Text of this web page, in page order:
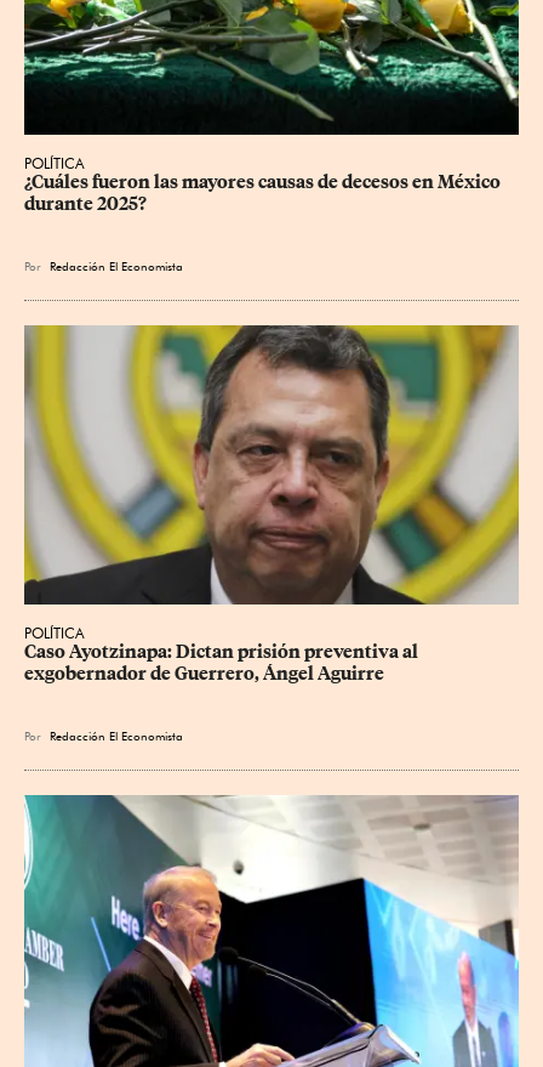
POLÍTICA
¿Cuáles fueron las mayores causas de decesos en México
durante 2025?
Por Redacción El Economista
POLÍTICA
Caso Ayotzinapa: Dictan prisión preventiva al
exgobernador de Guerrero, Ángel Aguirre
Por Redacción El Economista